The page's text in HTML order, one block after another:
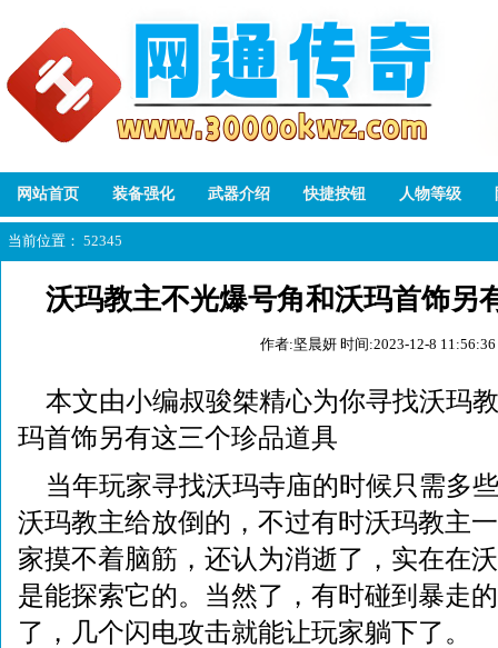
网站首页 装备强化 武器介绍 快捷按钮 人物等级
当前位置： 52345
沃玛教主不光爆号角和沃玛首饰另
作者:坚晨妍 时间:2023-12-8 11:56:36
本文由小编叔骏桀精心为你寻找沃玛
玛首饰另有这三个珍品道具
当年玩家寻找沃玛寺庙的时候只需多
沃玛教主给放倒的，不过有时沃玛教主
家摸不着脑筋，还认为消逝了，实在在
是能探索它的。当然了，有时碰到暴走
了，几个闪电攻击就能让玩家躺下了。